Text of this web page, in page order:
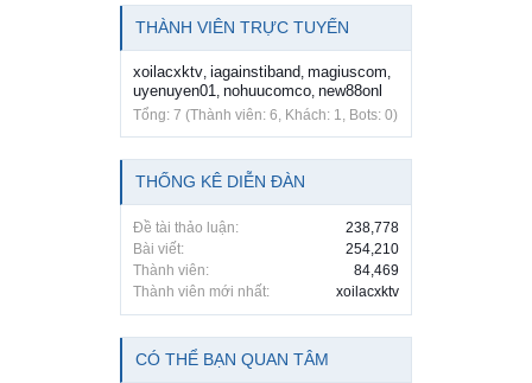
THÀNH VIÊN TRỰC TUYẾN
xoilacxktv, iagainstiband, magiuscom,
uyenuyen01, nohuucomco, new88onl
Tổng: 7 (Thành viên: 6, Khách: 1, Bots: 0)
THỐNG KÊ DIỄN ĐÀN
Đề tài thảo luận:
238,778
Bài viết:
254,210
Thành viên:
84,469
Thành viên mới nhất:
xoilacxktv
CÓ THỂ BẠN QUAN TÂM